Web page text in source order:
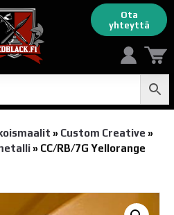
Ota
yhteyttä
» Custom Creative »
» CC/RB/7G Yellorange